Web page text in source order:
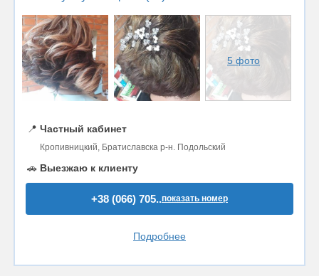
5 фото
📍 Частный кабинет
Кропивницкий, Братиславска р-н. Подольский
🚗 Выезжаю к клиенту
+38 (066) 705..показать номер
Подробнее